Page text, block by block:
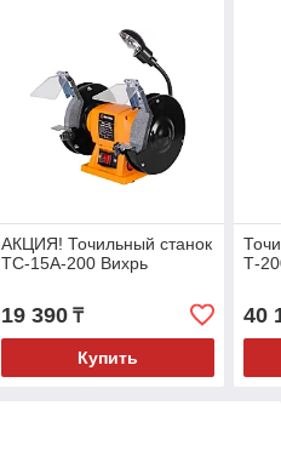
АКЦИЯ! Точильный станок
ТС-15А-200 Вихрь
19 390₸
Купить
Т-
40